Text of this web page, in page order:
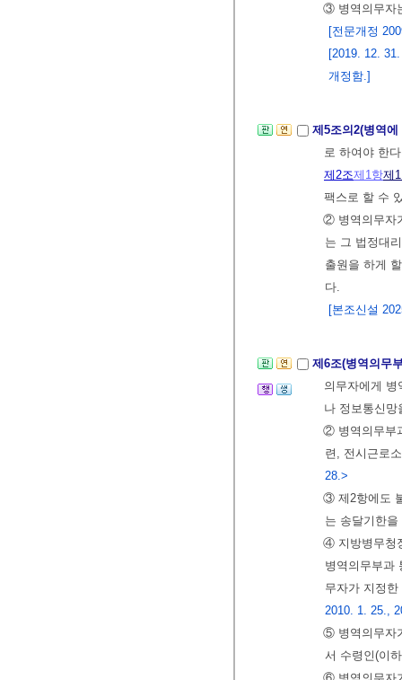
③ 병역의무자
[전문개정
[2019. 12.
개정함.]
제5조의2(병역
로 하여야 한
제2조제1항제
팩스로 할 수
② 병역의무자
는 그 법정대
출원을 하게
다.
[본조신설
제6조(병역의무
의무자에게 병
나 정보통신망
② 병역의무부
련, 전시근로
28.>
③ 제2항에도
는 송달기한을
④ 지방병무청
병역의무부과
무자가 지정
2010. 1. 25.,
⑤ 병역의무자
서 수령인(이